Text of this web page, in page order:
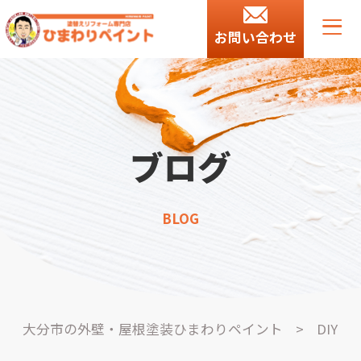
お問い合わせ
ブログ
BLOG
大分市の外壁・屋根塗装ひまわりペイント > DIY